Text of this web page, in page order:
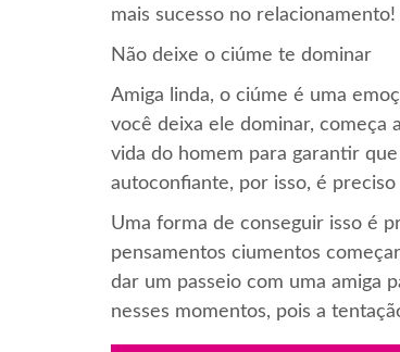
mais sucesso no relacionamento!
Não deixe o ciúme te dominar
Amiga linda, o ciúme é uma
você deixa ele dominar, começa
vida do homem para garantir
autoconfiante, por isso, é
Uma forma de conseguir isso é
pensamentos ciumentos
dar um passeio com uma amiga
nesses momentos, pois a